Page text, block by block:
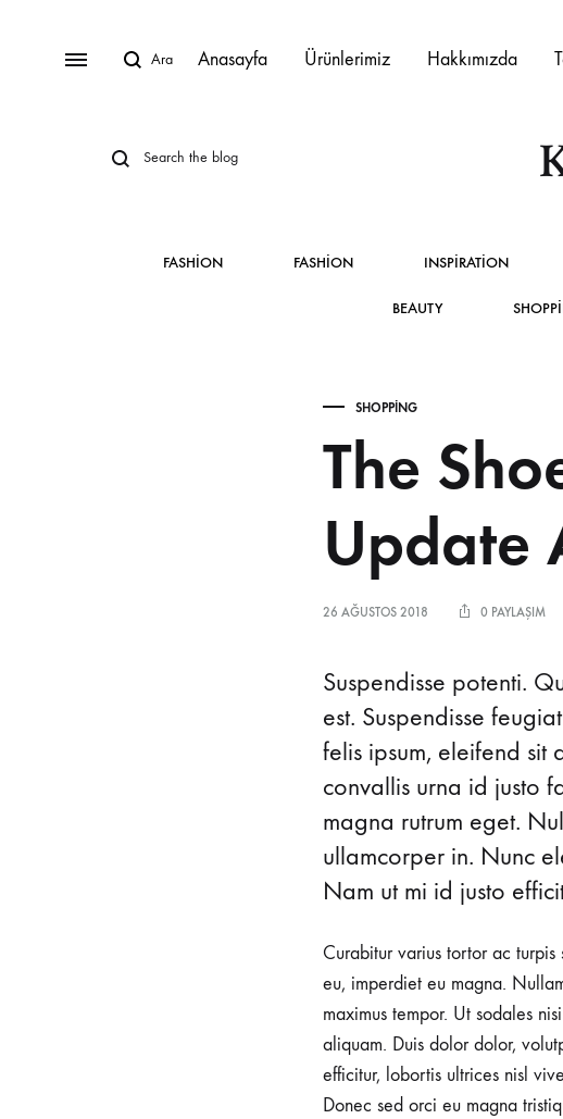
Anasayfa Ürünlerimiz
Masa Takımları
Hakkımızda
FASHION FASHION INSPIRATION
BEAUTY
SHOPPING
The
Update
26 AĞUSTOS 2018 0 PAYLAŞIM
Suspendisse potenti.
est. Suspendisse
felis ipsum, eleifend sit
convallis urna id justo
magna rutrum eget.
ullamcorper in. Nunc
Nam ut mi id justo
Curabitur varius tortor ac
eu, imperdiet eu magna.
maximus tempor. Ut sodales
aliquam. Duis dolor dolor,
efficitur, lobortis ultrices nisl
Donec sed orci eu magna